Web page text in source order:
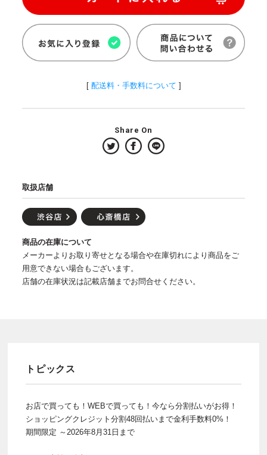
[ 配送料・手数料について ]
Share On
取扱店舗
商品の在庫について
メーカーよりお取り寄せとなる場合や在庫切れにより商品をご
用意できない場合もございます。
店舗の在庫状況は記載店舗までお問合せください。
トピックス
お店で買っても！WEBで買っても！今なら分割払いがお得！
ショッピングクレジット分割48回払いまで金利手数料0%！
期間限定 ～2026年8月31日まで